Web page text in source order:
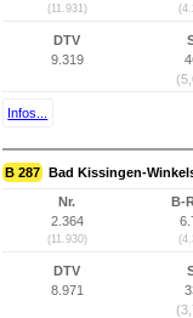
(11.931)
DTV
9.319
Infos...
B 287 Bad Kissingen-
Nr.
2.364
(11.930)
B-
DTV
8.971